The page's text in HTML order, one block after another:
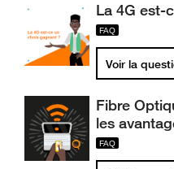
La 4G est-
Voir la
Fibre
les